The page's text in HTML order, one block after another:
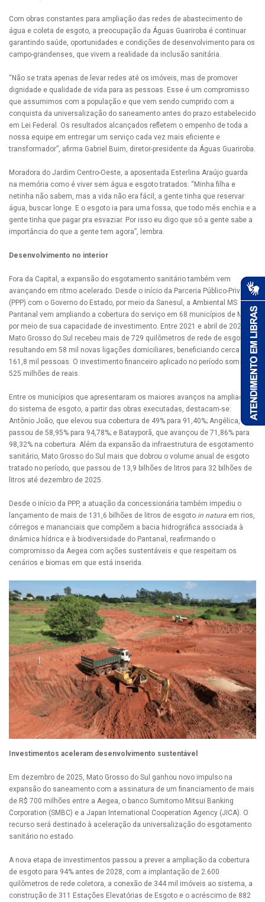
Com obras constantes para ampliação das redes de abastecimento de
água e coleta de esgoto, a preocupação da Águas Guariroba é continuar
garantindo saúde, oportunidades e condições de desenvolvimento para os
campo-grandenses, que vivem a realidade da inclusão sanitária.
“Não se trata apenas de levar redes até os imóveis, mas de promover
dignidade e qualidade de vida para as pessoas. Esse é um compromisso
que assumimos com a população e que vem sendo cumprido com a
conquista da universalização do saneamento antes do prazo estabelecido
em Lei Federal. Os resultados alcançados refletem o empenho de toda a
nossa equipe em entregar um serviço cada vez mais eficiente e
transformador”, afirma Gabriel Buim, diretor-presidente da Águas Guariroba.
Moradora do Jardim Centro-Oeste, a aposentada Esterlina Araújo guarda
na memória como é viver sem água e esgoto tratados. “Minha filha e
netinha não sabem, mas a vida não era fácil, a gente tinha que reservar
água, buscar longe. E o esgoto ia para uma fossa, que todo mês enchia e a
gente tinha que pagar pra esvaziar. Por isso eu digo que só a gente sabe a
importância do que a gente tem agora”, lembra.
Desenvolvimento no interior
Fora da Capital, a expansão do esgotamento sanitário também vem
avançando em ritmo acelerado. Desde o início da Parceria Público-Privada
(PPP) com o Governo do Estado, por meio da Sanesul, a Ambiental MS
Pantanal vem ampliando a cobertura do serviço em 68 municípios de MS,
por meio de sua capacidade de investimento. Entre 2021 e abril de 2026,
Mato Grosso do Sul recebeu mais de 729 quilômetros de rede de esgoto,
resultando em 58 mil novas ligações domiciliares, beneficiando cerca de
161,8 mil pessoas. O investimento financeiro aplicado no período soma R$
525 milhões de reais.
Entre os municípios que apresentaram os maiores avanços na ampliação
do sistema de esgoto, a partir das obras executadas, destacam-se:
Antônio João, que elevou sua cobertura de 49% para 91,40%; Angélica, que
passou de 58,95% para 94,78%; e Batayporã, que avançou de 71,86% para
98,32% na cobertura. Além da expansão da infraestrutura de esgotamento
sanitário, Mato Grosso do Sul mais que dobrou o volume anual de esgoto
tratado no período, que passou de 13,9 bilhões de litros para 32 bilhões de
litros até dezembro de 2025.
Desde o início da PPP, a atuação da concessionária também impediu o
lançamento de mais de 131,6 bilhões de litros de esgoto in natura em rios,
córregos e mananciais que compõem a bacia hidrográfica associada à
dinâmica hídrica e à biodiversidade do Pantanal, reafirmando o
compromisso da Aegea com ações sustentáveis e que respeitam os
cenários e biomas em que está inserida.
Investimentos aceleram desenvolvimento sustentável
Em dezembro de 2025, Mato Grosso do Sul ganhou novo impulso na
expansão do saneamento com a assinatura de um financiamento de mais
de R$ 700 milhões entre a Aegea, o banco Sumitomo Mitsui Banking
Corporation (SMBC) e a Japan International Cooperation Agency (JICA). O
recurso será destinado à aceleração da universalização do esgotamento
sanitário no estado.
A nova etapa de investimentos passou a prever a ampliação da cobertura
de esgoto para 94% antes de 2028, com a implantação de 2.600
quilômetros de rede coletora, a conexão de 344 mil imóveis ao sistema, a
construção de 311 Estações Elevatórias de Esgoto e o acréscimo de 882